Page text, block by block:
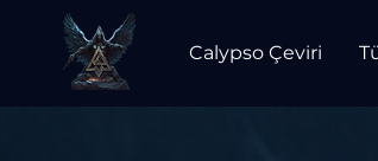
Calypso Çeviri